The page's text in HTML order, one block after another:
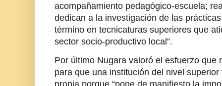
acompañamiento pedagógico-escuela;
dedican a la investigación de las
término en tecnicaturas superiores que
sector socio-productivo local”.
Por último Nugara valoró el esfuerzo que
para que una institución del nivel